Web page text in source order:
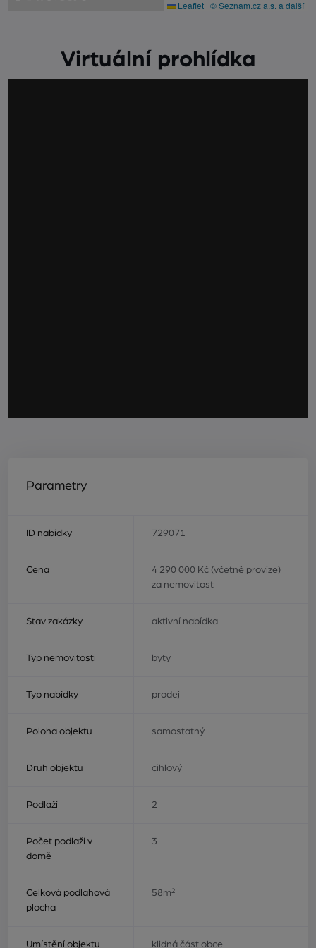
Leaflet | © Seznam.cz a.s. a další
Virtuální prohlídka
Parametry
ID nabídky 729071
Cena
4 290 000 Kč (včetně provize)
za nemovitost
Stav zakázky aktivní nabídka
Typ nemovitosti byty
Typ nabídky prodej
Poloha objektu samostatný
Druh objektu cihlový
Podlaží 2
Počet podlaží v
domě
3
Celková podlahová
plocha
58m²
Umístění objektu klidná část obce